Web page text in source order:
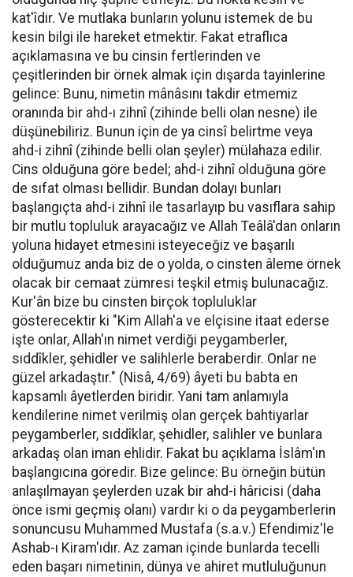
kat'îdir. Ve mutlaka bunların yolunu istemek de bu
kesin bilgi ile hareket etmektir. Fakat etraflıca
açıklamasına ve bu cinsin fertlerinden ve
çeşitlerinden bir örnek almak için dışarda tayinlerine
gelince: Bunu, nimetin mânâsını takdir etmemiz
oranında bir ahd-ı zihnî (zihinde belli olan nesne) ile
düşünebiliriz. Bunun için de ya cinsî belirtme veya
ahd-i zihnî (zihinde belli olan şeyler) mülahaza edilir.
Cins olduğuna göre bedel; ahd-i zihnî olduğuna göre
de sıfat olması bellidir. Bundan dolayı bunları
başlangıçta ahd-i zihnî ile tasarlayıp bu vasıflara sahip
bir mutlu topluluk arayacağız ve Allah Teâlâ'dan onların
yoluna hidayet etmesini isteyeceğiz ve başarılı
olduğumuz anda biz de o yolda, o cinsten âleme örnek
olacak bir cemaat zümresi teşkil etmiş bulunacağız.
Kur'ân bize bu cinsten birçok topluluklar
gösterecektir ki "Kim Allah'a ve elçisine itaat ederse
işte onlar, Allah'ın nimet verdiği peygamberler,
sıddîkler, şehidler ve salihlerle beraberdir. Onlar ne
güzel arkadaştır." (Nisâ, 4/69) âyeti bu babta en
kapsamlı âyetlerden biridir. Yani tam anlamıyla
kendilerine nimet verilmiş olan gerçek bahtiyarlar
peygamberler, sıddîklar, şehidler, salihler ve bunlara
arkadaş olan iman ehlidir. Fakat bu açıklama İslâm'ın
başlangıcına göredir. Bize gelince: Bu örneğin bütün
anlaşılmayan şeylerden uzak bir ahd-i hâricisi (daha
önce ismi geçmiş olanı) vardır ki o da peygamberlerin
sonuncusu Muhammed Mustafa (s.a.v.) Efendimiz'le
Ashab-ı Kiram'ıdır. Az zaman içinde bunlarda tecelli
eden başarı nimetinin, dünya ve ahiret mutluluğunun